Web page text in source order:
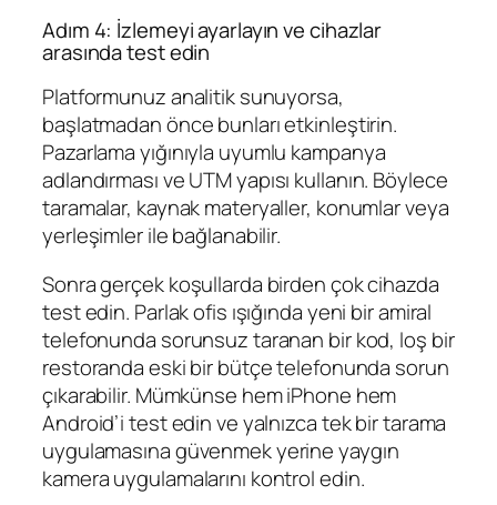
Adım 4: İzlemeyi ayarlayın ve cihazlar
arasında test edin
Platformunuz analitik sunuyorsa,
başlatmadan önce bunları etkinleştirin.
Pazarlama yığınıyla uyumlu kampanya
adlandırması ve UTM yapısı kullanın. Böylece
taramalar, kaynak materyaller, konumlar veya
yerleşimler ile bağlanabilir.
Sonra gerçek koşullarda birden çok cihazda
test edin. Parlak ofis ışığında yeni bir amiral
telefonunda sorunsuz taranan bir kod, loş bir
restoranda eski bir bütçe telefonunda sorun
çıkarabilir. Mümkünse hem iPhone hem
Android’i test edin ve yalnızca tek bir tarama
uygulamasına güvenmek yerine yaygın
kamera uygulamalarını kontrol edin.